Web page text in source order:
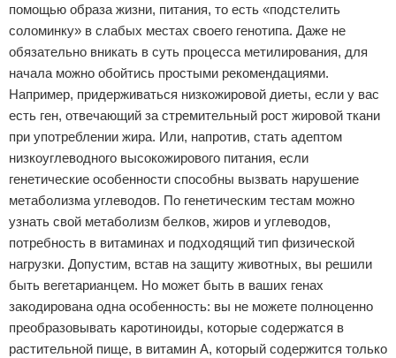
помощью образа жизни, питания, то есть «подстелить
соломинку» в слабых местах своего генотипа. Даже не
обязательно вникать в суть процесса метилирования, для
начала можно обойтись простыми рекомендациями.
Например, придерживаться низкожировой диеты, если у вас
есть ген, отвечающий за стремительный рост жировой ткани
при употреблении жира. Или, напротив, стать адептом
низкоуглеводного высокожирового питания, если
генетические особенности способны вызвать нарушение
метаболизма углеводов. По генетическим тестам можно
узнать свой метаболизм белков, жиров и углеводов,
потребность в витаминах и подходящий тип физической
нагрузки. Допустим, встав на защиту животных, вы решили
быть вегетарианцем. Но может быть в ваших генах
закодирована одна особенность: вы не можете полноценно
преобразовывать каротиноиды, которые содержатся в
растительной пище, в витамин А, который содержится только